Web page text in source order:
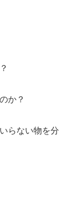
か？
らない物を分